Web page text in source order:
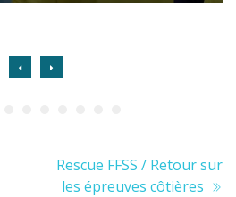
Rescue FFSS / Retour sur
les épreuves côtières